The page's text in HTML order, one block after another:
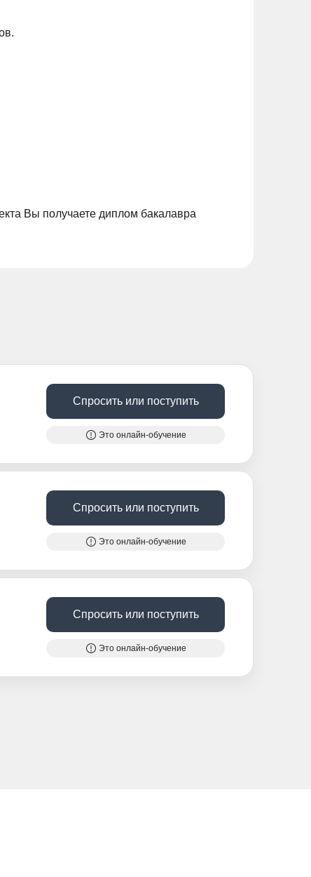
Вы получаете диплом бакалавра
Спросить или поступить
Это онлайн-обучение
Спросить или поступить
Это онлайн-обучение
Спросить или поступить
Это онлайн-обучение